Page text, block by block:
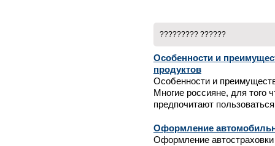
????????? ??????
Особенности и
продуктов
Особенности и
Многие россияне, для того
предпочитают
Оформление
Оформление